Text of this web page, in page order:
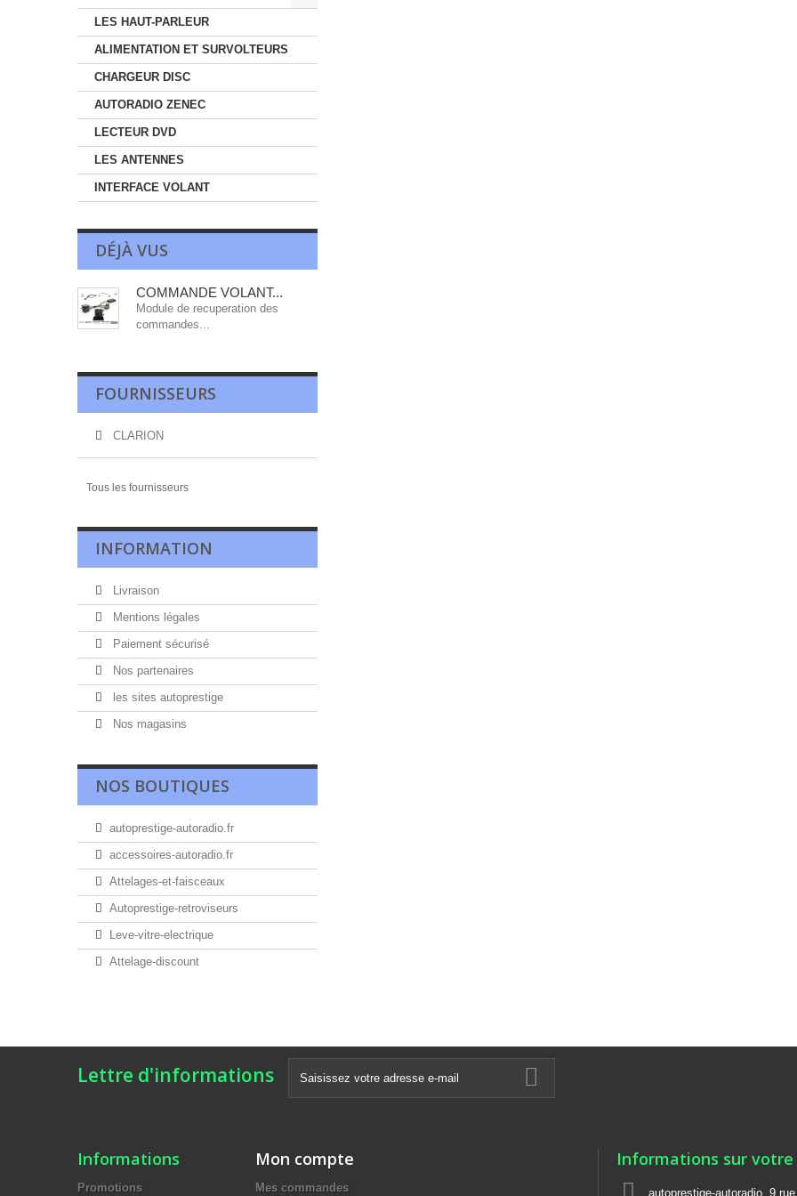
LES HAUT-PARLEUR
ALIMENTATION ET SURVOLTEURS
CHARGEUR DISC
AUTORADIO ZENEC
LECTEUR DVD
LES ANTENNES
INTERFACE VOLANT
DÉJÀ VUS
COMMANDE VOLANT...
Module de recuperation des
commandes...
FOURNISSEURS
CLARION
Tous les fournisseurs
INFORMATION
Livraison
Mentions légales
Paiement sécurisé
Nos partenaires
les sites autoprestige
Nos magasins
NOS BOUTIQUES
autoprestige-autoradio.fr
accessoires-autoradio.fr
Attelages-et-faisceaux
Autoprestige-retroviseurs
Leve-vitre-electrique
Attelage-discount
Lettre d'informations
Informations
Promotions
Mon compte
Mes commandes
Informations sur
autoprestige-autoradio, 9